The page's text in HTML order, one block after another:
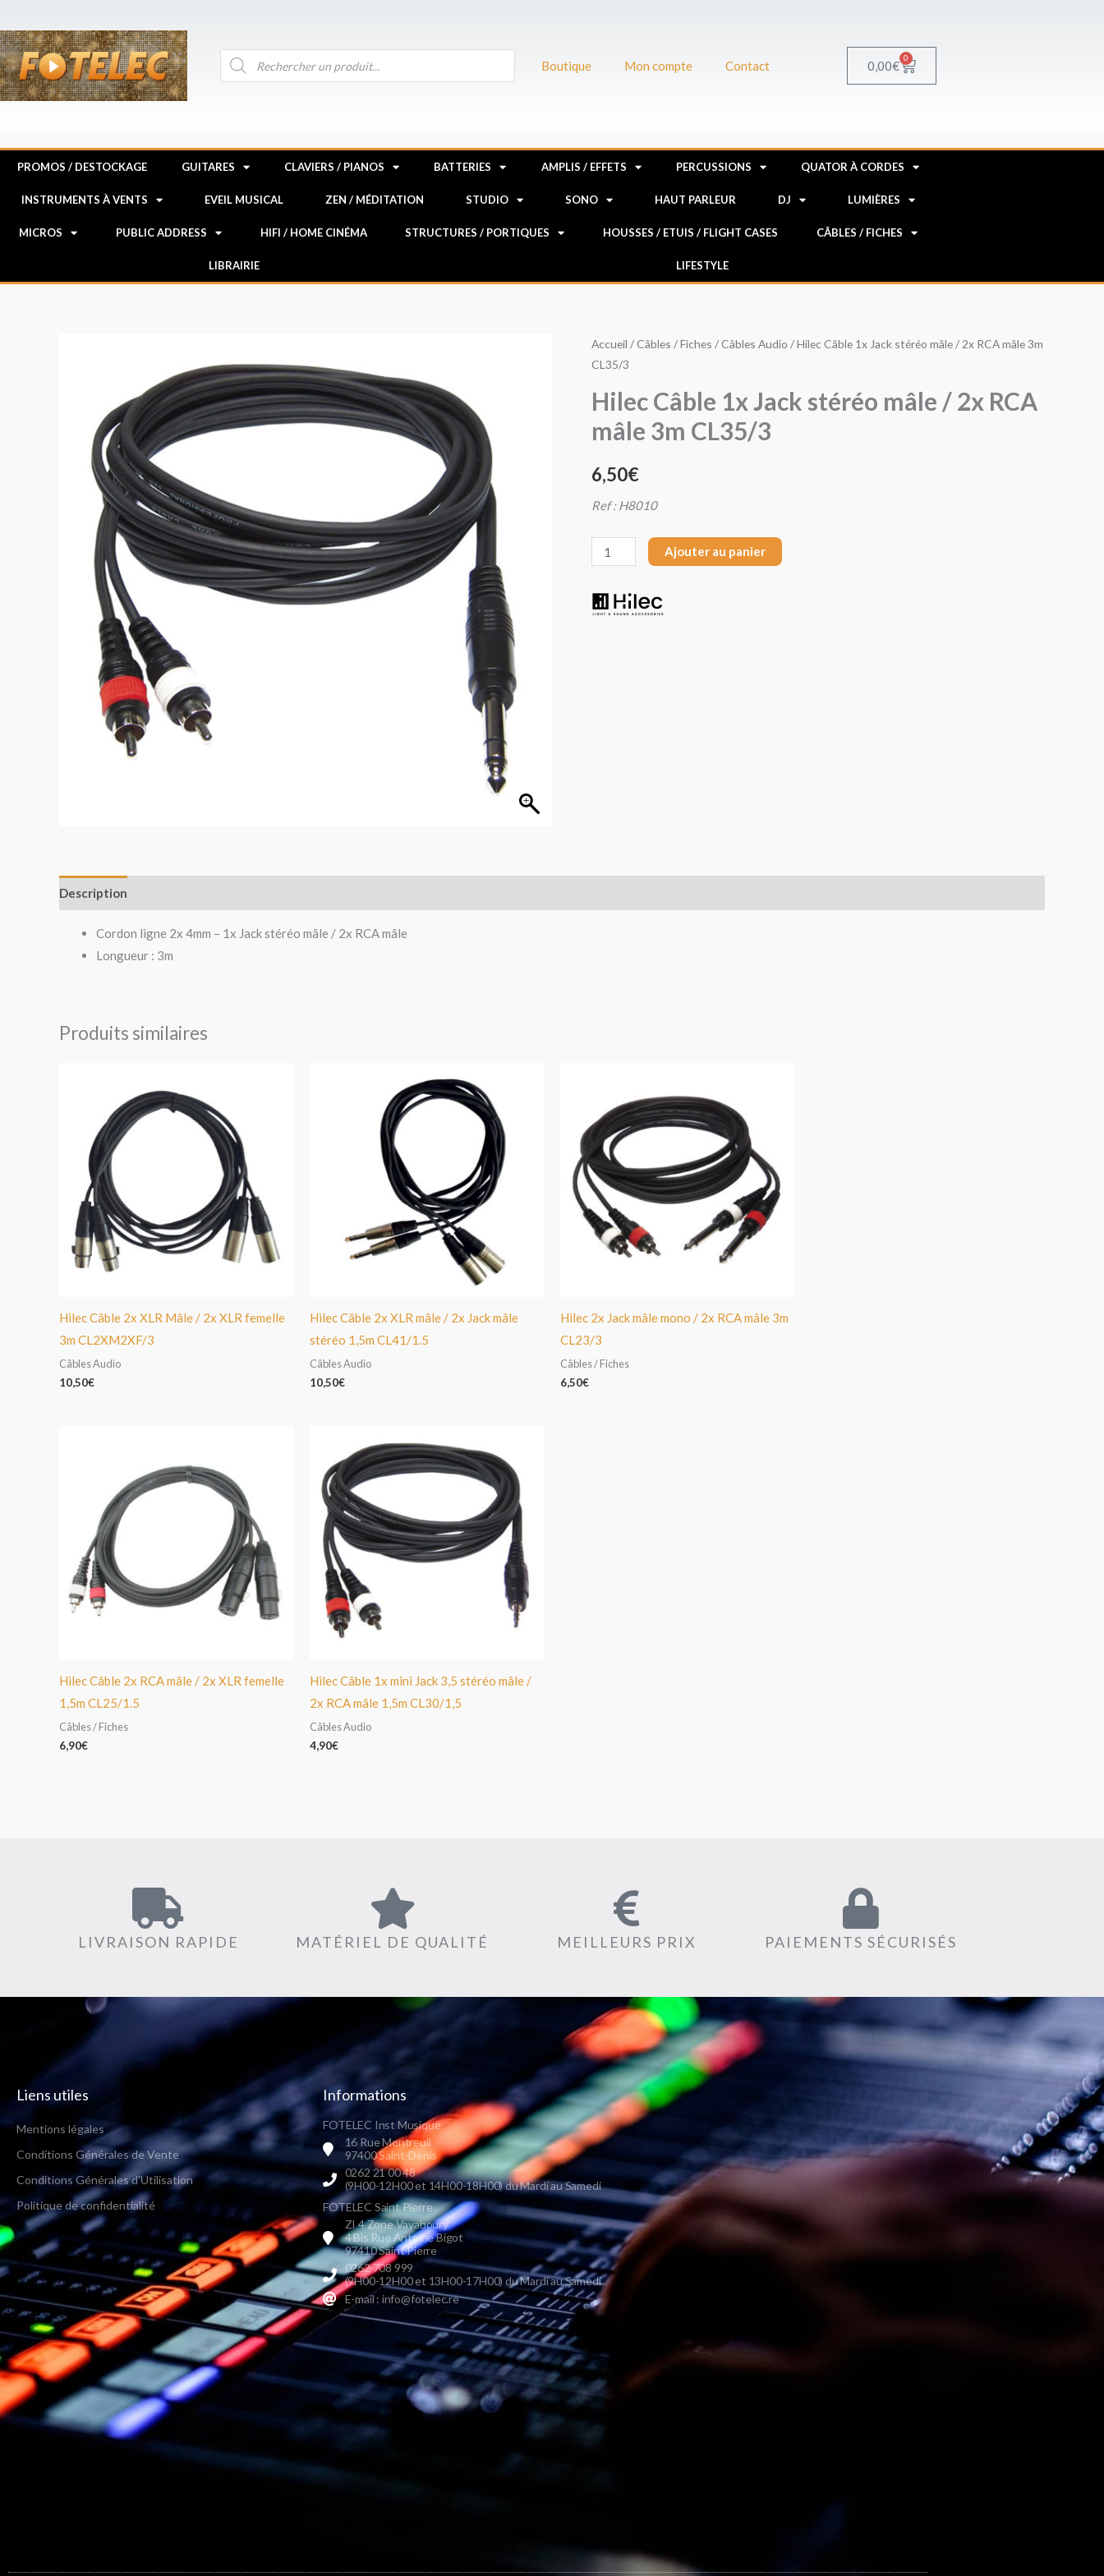
au
contenu
Recherche
de
produits
Boutique Mon compte Contact 0,00€
0
Panier
PROMOS / DESTOCKAGE GUITARES CLAVIERS / PIANOS BATTERIES AMPLIS / EFFETS PERCUSSIONS QUATOR À CORDES
INSTRUMENTS À VENTS EVEIL MUSICAL ZEN / MÉDITATION STUDIO SONO HAUT PARLEUR DJ LUMIÈRES
MICROS PUBLIC ADDRESS HIFI / HOME CINÉMA STRUCTURES / PORTIQUES HOUSSES / ETUIS / FLIGHT CASES CÂBLES / FICHES
LIBRAIRIE LIFESTYLE
Accueil /Câbles / Fiches /Câbles Audio / Hilec Câble 1x Jack stéréo mâle / 2x RCA mâle 3m
CL35/3
Hilec Câble 1x Jack stéréo mâle / 2x RCA
mâle 3m CL35/3
6,50€
Ref : H8010
quantité
de
Câble
1x
stéréo
mâle
2x
RCA
3m
Ajouter au panier
Description
Cordon ligne 2x 4mm – 1x Jack stéréo mâle / 2x RCA mâle
Longueur : 3m
Produits similaires
Hilec Câble 2x XLR Mâle / 2x XLR femelle
3m CL2XM2XF/3
Câbles Audio
10,50€
Hilec Câble 2x XLR mâle / 2x Jack mâle
stéréo 1,5m CL41/1.5
Câbles Audio
10,50€
Hilec 2x Jack mâle mono / 2x RCA mâle 3m
CL23/3
Câbles / Fiches
6,50€
Hilec Câble 2x RCA mâle / 2x XLR femelle
1,5m CL25/1.5
Câbles / Fiches
6,90€
Hilec Câble 1x mini Jack 3,5 stéréo mâle /
2x RCA mâle 1,5m CL30/1,5
Câbles Audio
4,90€
LIVRAISON RAPIDE MATÉRIEL DE QUALITÉ MEILLEURS PRIX PAIEMENTS SÉCURISÉS
Liens utiles
Mentions légales
Conditions Générales de Vente
Conditions Générales d'Utilisation
Politique de confidentialité
Informations
FOTELEC Inst Musique
16 Rue Montreuil
97400 Saint-Denis
0262 21 00 48
(9H00-12H00 et 14H00-18H00) du Mardi au Samedi
FOTELEC Saint Pierre
ZI 4 Zone Vayaboury
4 Bis Rue Antoine Bigot
97410 Saint Pierre
0262 708 999
(9H00-12H00 et 13H00-17H00) du Mardi au Samedi
E-mail : info@fotelec.re